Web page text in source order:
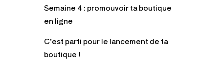
Semaine 4 : promouvoir ta boutique
en ligne
C’est parti pour le lancement de ta
boutique !